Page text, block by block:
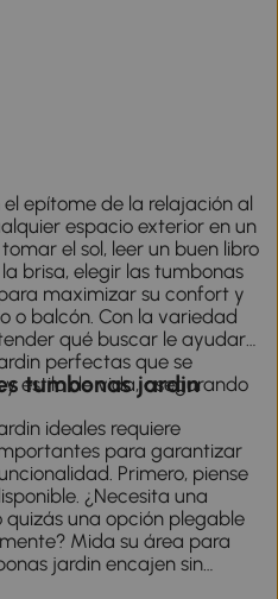
epítome de la relajación al
espacio exterior en un
el sol, leer un buen libro
brisa, elegir las tumbonas
maximizar su confort y
o balcón. Con la variedad
qué buscar le ayudará
perfectas que se
estilo de vida, asegurando
tumbonas jardin
ideales requiere
para garantizar
Primero, piense
¿Necesita una
una opción plegable
Mida su área para
jardin encajen sin